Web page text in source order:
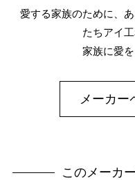
愛する家族のために、
たちアイ
家族に愛
メーカー
このメーカ